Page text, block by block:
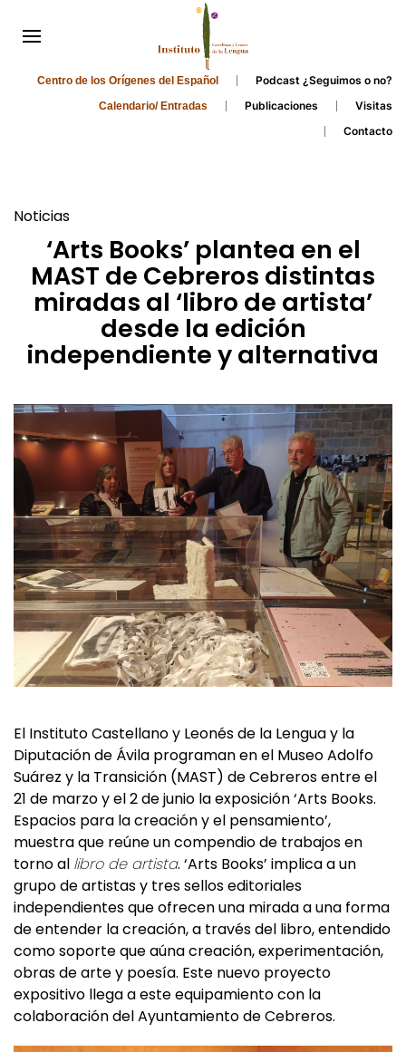
Centro de los Orígenes del Español Podcast ¿Seguimos o no?
Calendario/ Entradas Publicaciones Visitas Contacto
‘Arts Books’ plantea en el
MAST de Cebreros distintas
miradas al ‘libro de artista’
desde la edición
independiente y alternativa
Diputación de Ávila programan en el Museo Adolfo
Suárez y la Transición (MAST) de Cebreros entre el
21 de marzo y el 2 de junio la exposición ‘Arts Books.
Espacios para la creación y el pensamiento’,
muestra que reúne un compendio de trabajos en
torno allibro de artista. ‘Arts Books’ implica a un
grupo de artistas y tres sellos editoriales
independientes que ofrecen una mirada a una forma
de entender la creación, a través del libro, entendido
como soporte que aúna creación, experimentación,
obras de arte y poesía. Este nuevo proyecto
expositivo llega a este equipamiento con la
colaboración del Ayuntamiento de Cebreros.